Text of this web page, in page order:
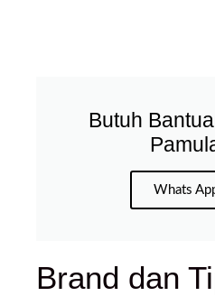
Butuh
Whats
Brand dan